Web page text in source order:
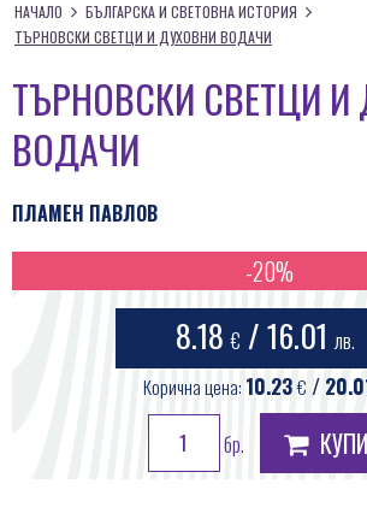
ВХОД
Регистрация
ЗА НАС
ПОЛИГРАФИЧЕСКИ УСЛУГИ
ПРОДУКТИ
КОНТАКТИ
НАЧАЛО
БЪЛГАРСКА И СВЕТОВНА ИСТОРИЯ
ТЪРНОВСКИ СВЕТЦИ И ДУХОВНИ ВОДАЧИ
ТЪРНОВСКИ СВЕТЦИ И
ВОДАЧИ
ПЛАМЕН ПАВЛОВ
-20%
8.18€ / 16.01лв.
Корична цена: 10.23€ /
бр. КУПИ